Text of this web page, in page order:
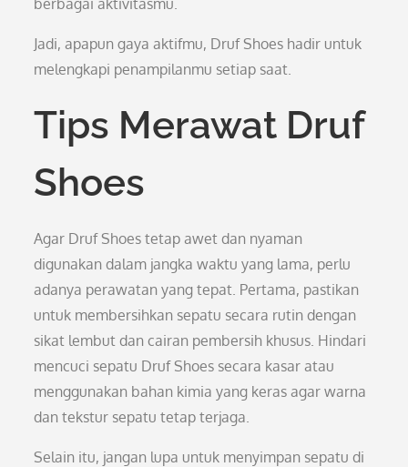
berbagai aktivitasmu.
Jadi, apapun gaya aktifmu, Druf Shoes hadir untuk
melengkapi penampilanmu setiap saat.
Tips Merawat Druf
Shoes
Agar Druf Shoes tetap awet dan nyaman
digunakan dalam jangka waktu yang lama, perlu
adanya perawatan yang tepat. Pertama, pastikan
untuk membersihkan sepatu secara rutin dengan
sikat lembut dan cairan pembersih khusus. Hindari
mencuci sepatu Druf Shoes secara kasar atau
menggunakan bahan kimia yang keras agar warna
dan tekstur sepatu tetap terjaga.
Selain itu, jangan lupa untuk menyimpan sepatu di